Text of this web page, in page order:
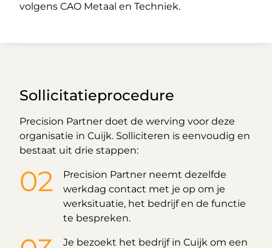
volgens CAO Metaal en Techniek.
Sollicitatieprocedure
Precision Partner doet de werving voor deze
organisatie in Cuijk. Solliciteren is eenvoudig en
bestaat uit drie stappen:
Precision Partner neemt dezelfde
werkdag contact met je op om je
werksituatie, het bedrijf en de functie
te bespreken.
Je bezoekt het bedrijf in Cuijk om een